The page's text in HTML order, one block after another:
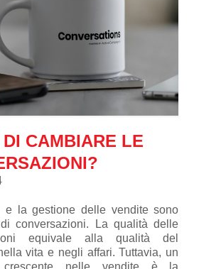
CAMBIARE LE
e la gestione delle vendite sono
conversazioni. La qualità delle
equivale alla qualità del
vita e negli affari. Tuttavia, un
crescente nelle vendite è la